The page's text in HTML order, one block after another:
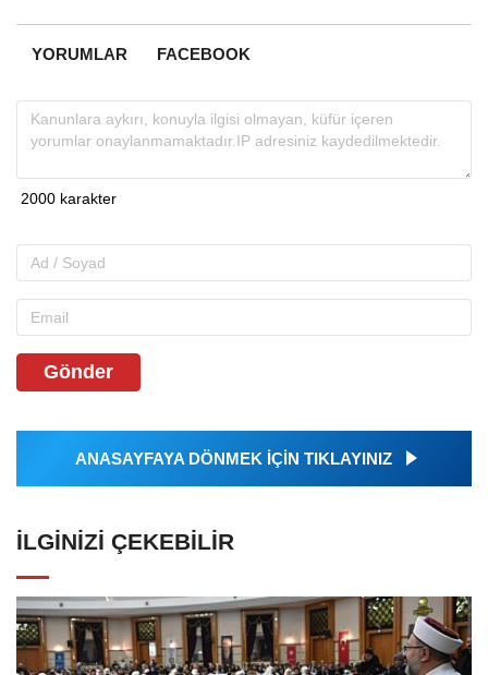
YORUMLAR FACEBOOK
Gönder
ANASAYFAYA DÖNMEK İÇİN TIKLAYINIZ
İLGINIZI ÇEKEBILIR